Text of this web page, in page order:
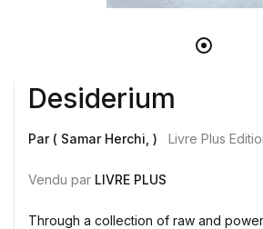
Desiderium
Par ( Samar Herchi, ) Livre Plus
Vendu par LIVRE PLUS
Through a collection of raw and